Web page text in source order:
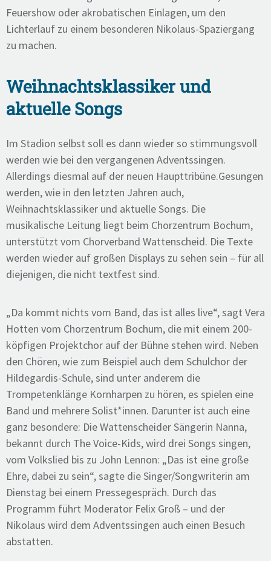
Feuershow oder akrobatischen Einlagen, um den
Lichterlauf zu einem besonderen Nikolaus-Spaziergang
zu machen.
Weihnachtsklassiker und
aktuelle Songs
Im Stadion selbst soll es dann wieder so stimmungsvoll
werden wie bei den vergangenen Adventssingen.
Allerdings diesmal auf der neuen Haupttribüne.Gesungen
werden, wie in den letzten Jahren auch,
Weihnachtsklassiker und aktuelle Songs. Die
musikalische Leitung liegt beim Chorzentrum Bochum,
unterstützt vom Chorverband Wattenscheid. Die Texte
werden wieder auf großen Displays zu sehen sein – für all
diejenigen, die nicht textfest sind.
„Da kommt nichts vom Band, das ist alles live“, sagt Vera
Hotten vom Chorzentrum Bochum, die mit einem 200-
köpfigen Projektchor auf der Bühne stehen wird. Neben
den Chören, wie zum Beispiel auch dem Schulchor der
Hildegardis-Schule, sind unter anderem die
Trompetenklänge Kornharpen zu hören, es spielen eine
Band und mehrere Solist*innen. Darunter ist auch eine
ganz besondere: Die Wattenscheider Sängerin Nanna,
bekannt durch The Voice-Kids, wird drei Songs singen,
vom Volkslied bis zu John Lennon: „Das ist eine große
Ehre, dabei zu sein“, sagte die Singer/Songwriterin am
Dienstag bei einem Pressegespräch. Durch das
Programm führt Moderator Felix Groß – und der
Nikolaus wird dem Adventssingen auch einen Besuch
abstatten.